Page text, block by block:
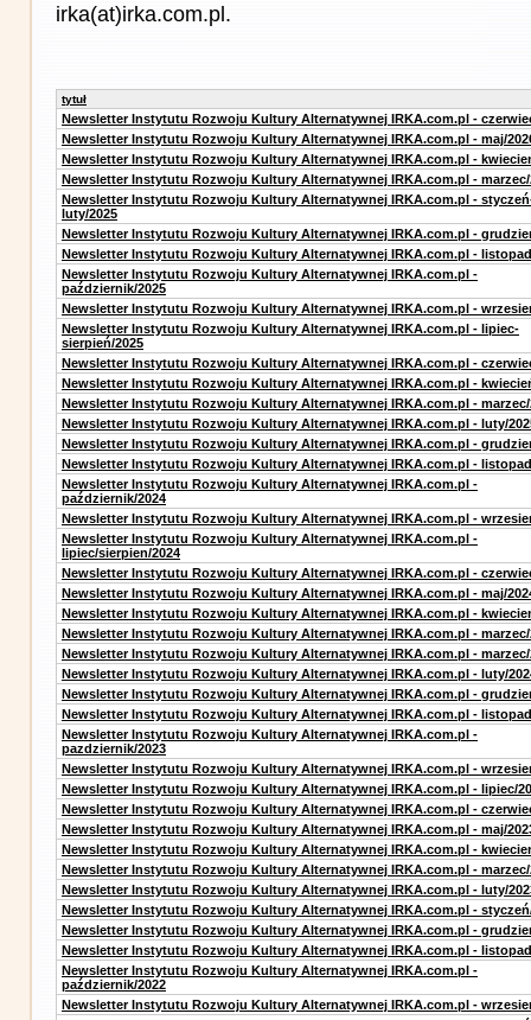
irka(at)irka.com.pl.
tytuł
Newsletter Instytutu Rozwoju Kultury Alternatywnej IRKA.com.pl -
Newsletter Instytutu Rozwoju Kultury Alternatywnej IRKA.com.pl - maj/
Newsletter Instytutu Rozwoju Kultury Alternatywnej IRKA.com.pl -
Newsletter Instytutu Rozwoju Kultury Alternatywnej IRKA.com.pl - marzec/
Newsletter Instytutu Rozwoju Kultury Alternatywnej IRKA.com.pl -
luty/2025
Newsletter Instytutu Rozwoju Kultury Alternatywnej IRKA.com.pl -
Newsletter Instytutu Rozwoju Kultury Alternatywnej IRKA.com.pl -
Newsletter Instytutu Rozwoju Kultury Alternatywnej IRKA.com.pl -
październik/2025
Newsletter Instytutu Rozwoju Kultury Alternatywnej IRKA.com.pl -
Newsletter Instytutu Rozwoju Kultury Alternatywnej IRKA.com.pl - lipiec-
sierpień/2025
Newsletter Instytutu Rozwoju Kultury Alternatywnej IRKA.com.pl -
Newsletter Instytutu Rozwoju Kultury Alternatywnej IRKA.com.pl -
Newsletter Instytutu Rozwoju Kultury Alternatywnej IRKA.com.pl - marzec/
Newsletter Instytutu Rozwoju Kultury Alternatywnej IRKA.com.pl - luty/
Newsletter Instytutu Rozwoju Kultury Alternatywnej IRKA.com.pl -
Newsletter Instytutu Rozwoju Kultury Alternatywnej IRKA.com.pl -
Newsletter Instytutu Rozwoju Kultury Alternatywnej IRKA.com.pl -
październik/2024
Newsletter Instytutu Rozwoju Kultury Alternatywnej IRKA.com.pl -
Newsletter Instytutu Rozwoju Kultury Alternatywnej IRKA.com.pl -
lipiec/sierpien/2024
Newsletter Instytutu Rozwoju Kultury Alternatywnej IRKA.com.pl -
Newsletter Instytutu Rozwoju Kultury Alternatywnej IRKA.com.pl - maj/
Newsletter Instytutu Rozwoju Kultury Alternatywnej IRKA.com.pl -
Newsletter Instytutu Rozwoju Kultury Alternatywnej IRKA.com.pl - marzec/
Newsletter Instytutu Rozwoju Kultury Alternatywnej IRKA.com.pl - marzec/
Newsletter Instytutu Rozwoju Kultury Alternatywnej IRKA.com.pl - luty/
Newsletter Instytutu Rozwoju Kultury Alternatywnej IRKA.com.pl -
Newsletter Instytutu Rozwoju Kultury Alternatywnej IRKA.com.pl -
Newsletter Instytutu Rozwoju Kultury Alternatywnej IRKA.com.pl -
pazdziernik/2023
Newsletter Instytutu Rozwoju Kultury Alternatywnej IRKA.com.pl -
Newsletter Instytutu Rozwoju Kultury Alternatywnej IRKA.com.pl - lipiec/
Newsletter Instytutu Rozwoju Kultury Alternatywnej IRKA.com.pl -
Newsletter Instytutu Rozwoju Kultury Alternatywnej IRKA.com.pl - maj/
Newsletter Instytutu Rozwoju Kultury Alternatywnej IRKA.com.pl -
Newsletter Instytutu Rozwoju Kultury Alternatywnej IRKA.com.pl - marzec/
Newsletter Instytutu Rozwoju Kultury Alternatywnej IRKA.com.pl - luty/
Newsletter Instytutu Rozwoju Kultury Alternatywnej IRKA.com.pl -
Newsletter Instytutu Rozwoju Kultury Alternatywnej IRKA.com.pl -
Newsletter Instytutu Rozwoju Kultury Alternatywnej IRKA.com.pl -
Newsletter Instytutu Rozwoju Kultury Alternatywnej IRKA.com.pl -
październik/2022
Newsletter Instytutu Rozwoju Kultury Alternatywnej IRKA.com.pl -